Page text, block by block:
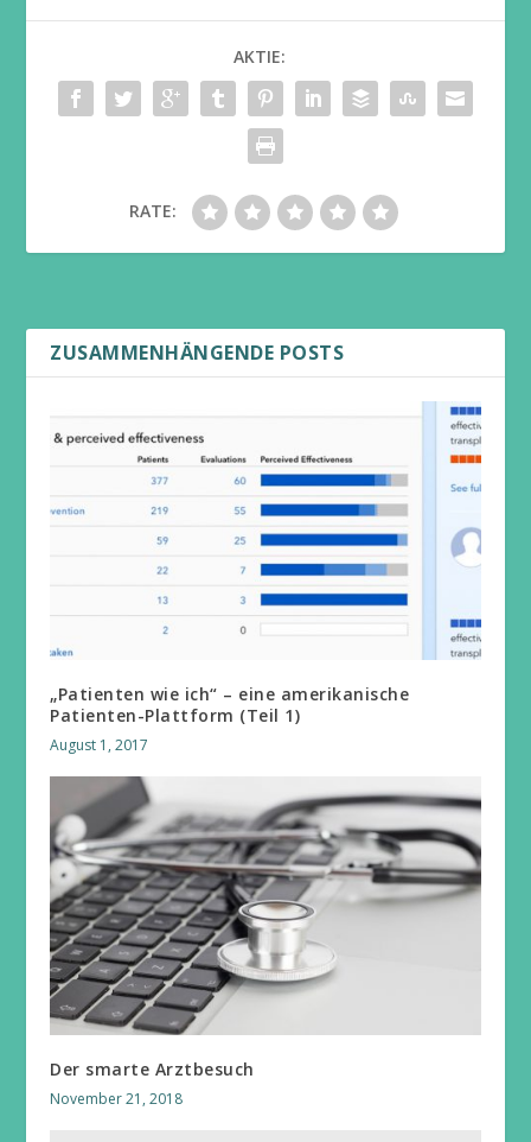
AKTIE:
RATE:
ZUSAMMENHÄNGENDE POSTS
„Patienten wie ich“ – eine amerikanische
Patienten-Plattform (Teil 1)
August 1, 2017
Der smarte Arztbesuch
November 21, 2018